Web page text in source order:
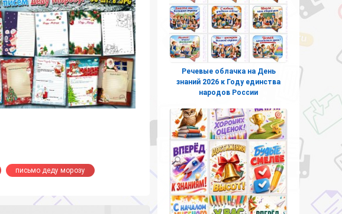
письмо деду морозу
Речевые облачка на День
знаний 2026 к Году единства
народов России